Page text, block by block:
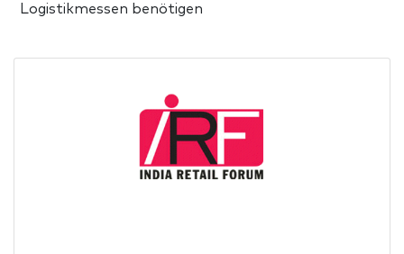
Logistikmessen benötigen